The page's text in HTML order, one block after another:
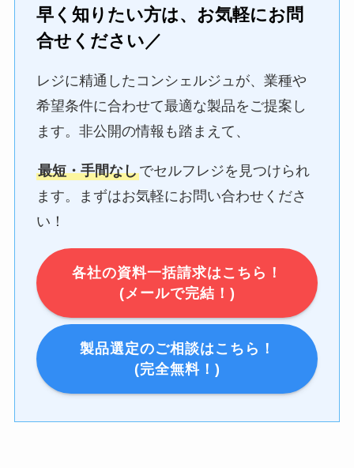
早く知りたい方は、お気軽にお問
合せください／
レジに精通したコンシェルジュが、業種や
希望条件に合わせて最適な製品をご提案し
ます。非公開の情報も踏まえて、
最短・手間なしでセルフレジを見つけられ
ます。まずはお気軽にお問い合わせくださ
い！
各社の資料一括請求はこちら！
(メールで完結！)
製品選定のご相談はこちら！
(完全無料！)